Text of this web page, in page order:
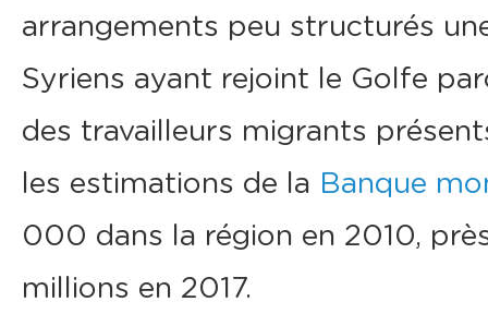
arrangements peu structurés
Syriens ayant rejoint le Golfe
des travailleurs migrants
les estimations de la Banque
000 dans la région en 2010,
millions en 2017.